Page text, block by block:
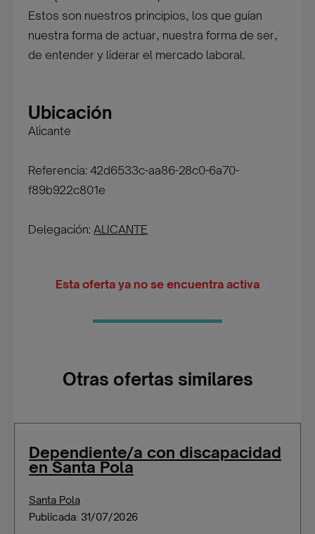
Estos son nuestros principios, los que guían
nuestra forma de actuar, nuestra forma de ser,
de entender y liderar el mercado laboral.
Ubicación
Alicante
Referencia: 42d6533c-aa86-28c0-6a70-
f89b922c801e
Delegación:ALICANTE
Esta oferta ya no se encuentra activa
Otras ofertas similares
Dependiente/a con discapacidad
en Santa Pola
Santa Pola
Publicada: 31/07/2026